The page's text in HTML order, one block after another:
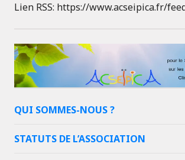
Lien RSS: https://www.acseipica.fr/
QUI SOMMES-NOUS ?
STATUTS DE L’ASSOCIATION